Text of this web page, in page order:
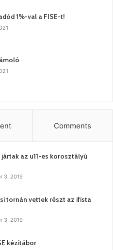
1%-val a FISE-t!
Comments
az u11-es korosztályú
3, 2019
tornán vettek részt az ifista
3, 2019
kézitábor